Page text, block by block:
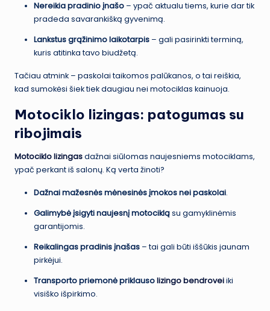
Nereikia pradinio įnašo – ypač aktualu tiems, kurie dar tik
pradeda savarankišką gyvenimą.
Lankstus grąžinimo laikotarpis – gali pasirinkti terminą,
kuris atitinka tavo biudžetą.
Tačiau atmink – paskolai taikomos palūkanos, o tai reiškia,
kad sumokėsi šiek tiek daugiau nei motociklas kainuoja.
Motociklo lizingas: patogumas su
ribojimais
Motociklo lizingasdažnai siūlomas naujesniems motociklams,
ypač perkant iš salonų. Ką verta žinoti?
Dažnai mažesnės mėnesinės įmokos nei paskolai.
Galimybė įsigyti naujesnį motocikląsu gamyklinėmis
garantijomis.
Reikalingas pradinis įnašas – tai gali būti iššūkis jaunam
pirkėjui.
Transporto priemonė priklausolizingo bendroveiiki
visiško išpirkimo.